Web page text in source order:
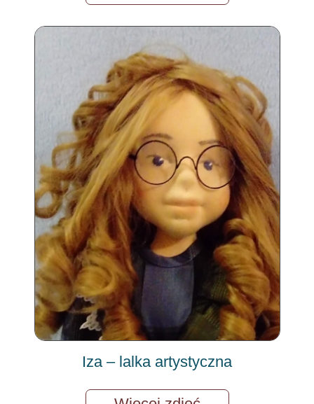
Iza – lalka artystyczna